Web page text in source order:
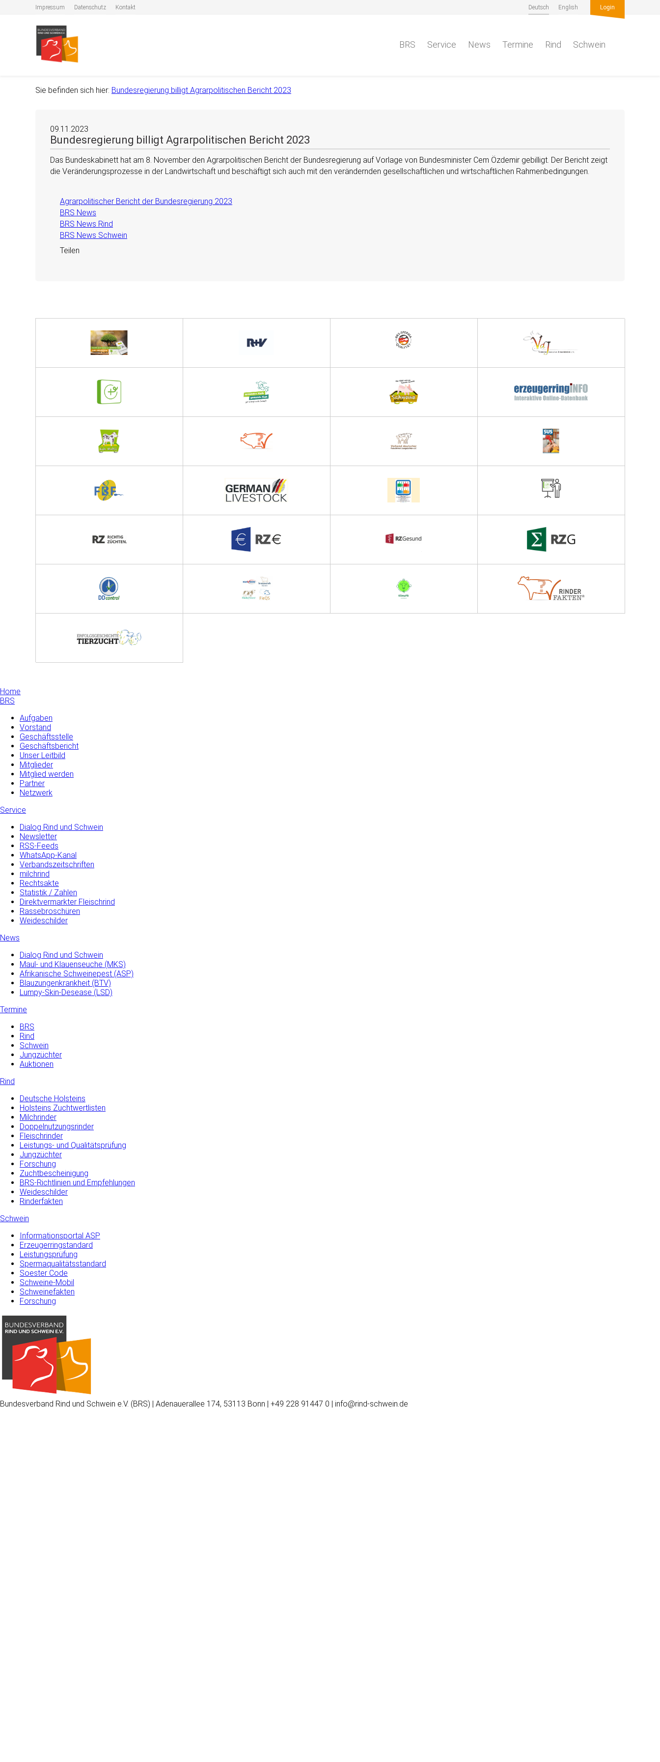
Impressum Datenschutz Kontakt Deutsch English Login
BRS Service News Termine Rind Schwein
Sie befinden sich hier: Bundesregierung billigt Agrarpolitischen Bericht 2023
09.11.2023
Bundesregierung billigt Agrarpolitischen Bericht 2023
Das Bundeskabinett hat am 8. November den Agrarpolitischen Bericht der Bundesregierung auf Vorlage von Bundesminister Cem Özdemir gebilligt. Der Bericht zeigt
die Veränderungsprozesse in der Landwirtschaft und beschäftigt sich auch mit den verändernden gesellschaftlichen und wirtschaftlichen Rahmenbedingungen.
Agrarpolitischer Bericht der Bundesregierung 2023
BRS News
BRS News Rind
BRS News Schwein
Teilen
Home
BRS
Aufgaben
Vorstand
Geschäftsstelle
Geschäftsbericht
Unser Leitbild
Mitglieder
Mitglied werden
Partner
Netzwerk
Service
Dialog Rind und Schwein
Newsletter
RSS-Feeds
WhatsApp-Kanal
Verbandszeitschriften
milchrind
Rechtsakte
Statistik / Zahlen
Direktvermarkter Fleischrind
Rassebroschüren
Weideschilder
News
Dialog Rind und Schwein
Maul- und­ Klauenseuche­ (MKS)
Afrikanische Schweinepest (ASP)
Blauzungenkrankheit (BTV)
Lumpy-Skin-Desease (LSD)
Termine
BRS
Rind
Schwein
Jungzüchter
Auktionen
Rind
Deutsche Holsteins
Holsteins Zuchtwertlisten
Milchrinder
Doppelnutzungsrinder
Fleischrinder
Leistungs- und Qualitätsprüfung
Jungzüchter
Forschung
Zuchtbescheinigung
BRS-Richtlinien und Empfehlungen
Weideschilder
Rinderfakten
Schwein
Informationsportal ASP
Erzeugerringstandard
Leistungsprüfung
Spermaqualitätsstandard
Soester Code
Schweine-Mobil
Schweinefakten
Forschung
Bundesverband Rind und Schwein e.V. (BRS) | Adenauerallee 174, 53113 Bonn | +49 228 91447 0 | info@rind-schwein.de